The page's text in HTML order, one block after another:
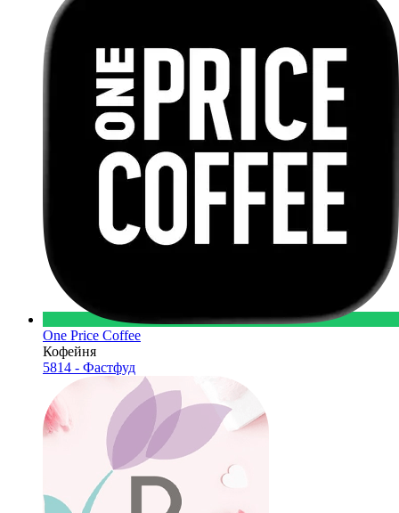
One Price Coffee
Кофейня
5814 - Фастфуд